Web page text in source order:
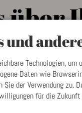
Technologien,
Daten wie
der Verwendung zu.
für die